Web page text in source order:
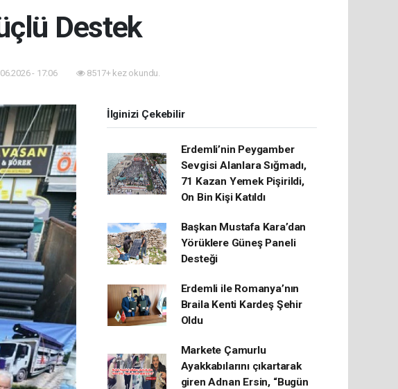
Destek
- 17:06 8517+ kez okundu.
İlginizi Çekebilir
Erdemli’nin Peygamber
Sevgisi Alanlara Sığmadı,
71 Kazan Yemek Pişirildi,
On Bin Kişi Katıldı
Başkan Mustafa Kara’dan
Yörüklere Güneş Paneli
Desteği
Erdemli ile Romanya’nın
Braila Kenti Kardeş Şehir
Oldu
Markete Çamurlu
Ayakkabılarını çıkartarak
giren Adnan Ersin, “Bugün